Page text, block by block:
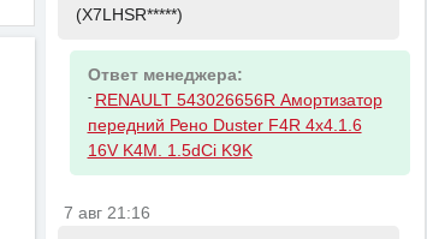
(X7LHSR*****)
Ответ менеджера:
- RENAULT 543026656R Амортизатор
передний Рено Duster F4R 4x4.1.6
16V K4M. 1.5dCi K9K
7 авг 21:16